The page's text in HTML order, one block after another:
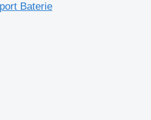
Baterie